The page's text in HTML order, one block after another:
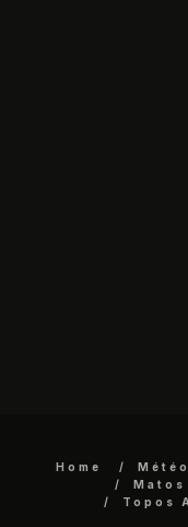
Home Météo
Matos
Topos